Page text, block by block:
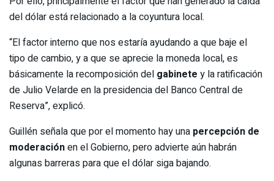
del dólar está relacionado a la coyuntura local.
“El factor interno que nos estaría ayudando a que baje el
tipo de cambio, y a que se aprecie la moneda local, es
básicamente la recomposición del gabinete y la ratificación
de Julio Velarde en la presidencia del Banco Central de
Reserva”, explicó.
Guillén señala que por el momento hay una percepción de
moderaciónen el Gobierno, pero advierte aún habrán
algunas barreras para que el dólar siga bajando.